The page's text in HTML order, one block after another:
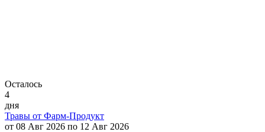
Осталось
4
дня
Травы от Фарм-Продукт
от 08 Авг 2026 по 12 Авг 2026